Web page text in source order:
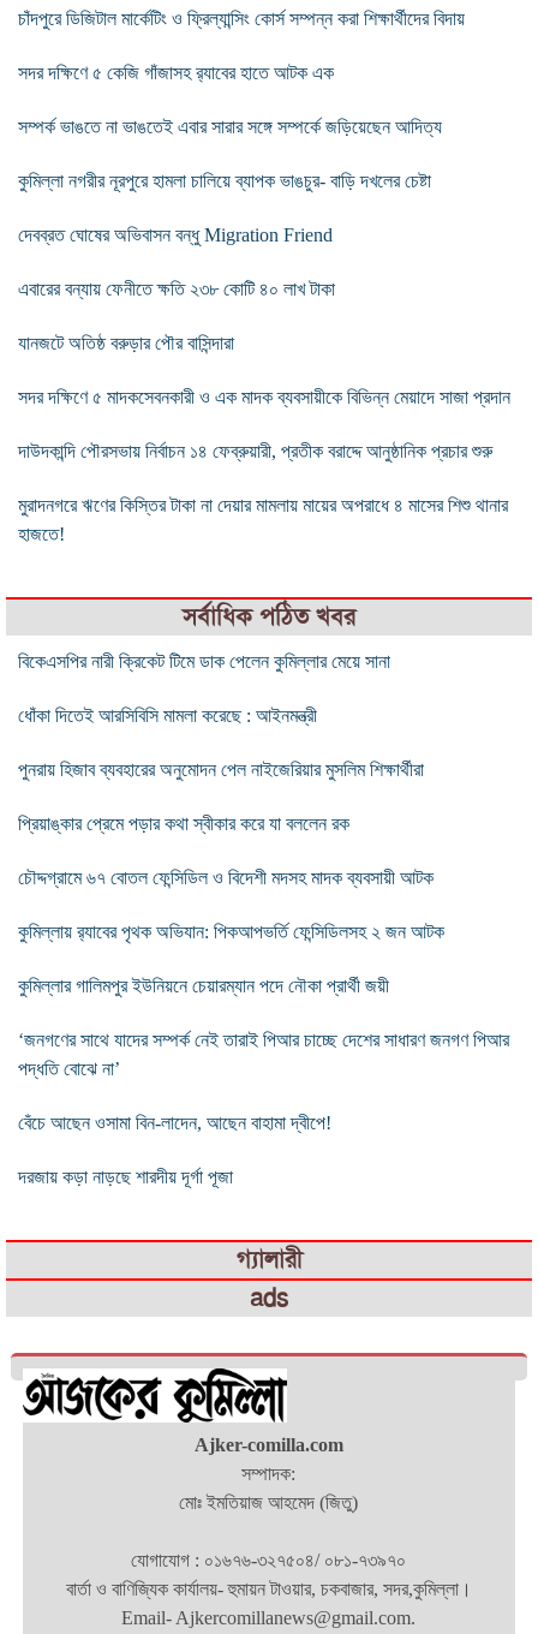
চাঁদপুরে ডিজিটাল মার্কেটিং ও ফ্রিল্যান্সিং কোর্স সম্পন্ন করা শিক্ষার্থীদের বিদায়
সদর দক্ষিণে ৫ কেজি গাঁজাসহ র‌্যাবের হাতে আটক এক
সম্পর্ক ভাঙতে না ভাঙতেই এবার সারার সঙ্গে সম্পর্কে জড়িয়েছেন আদিত্য
কুমিল্লা নগরীর নূরপুরে হামলা চালিয়ে ব্যাপক ভাঙচুর- বাড়ি দখলের চেষ্টা
দেবব্রত ঘোষের অভিবাসন বন্ধু Migration Friend
এবারের বন্যায় ফেনীতে ক্ষতি ২৩৮ কোটি ৪০ লাখ টাকা
যানজটে অতিষ্ঠ বরুড়ার পৌর বাসিন্দারা
সদর দক্ষিণে ৫ মাদকসেবনকারী ও এক মাদক ব্যবসায়ীকে বিভিন্ন মেয়াদে সাজা প্রদান
দাউদকান্দি পৌরসভায় নির্বাচন ১৪ ফেব্রুয়ারী, প্রতীক বরাদ্দে আনুষ্ঠানিক প্রচার শুরু
মুরাদনগরে ঋণের কিস্তির টাকা না দেয়ার মামলায় মায়ের অপরাধে ৪ মাসের শিশু থানার
হাজতে!
সর্বাধিক পঠিত খবর
বিকেএসপির নারী ক্রিকেট টিমে ডাক পেলেন কুমিল্লার মেয়ে সানা
ধোঁকা দিতেই আরসিবিসি মামলা করেছে : আইনমন্ত্রী
পুনরায় হিজাব ব্যবহারের অনুমোদন পেল নাইজেরিয়ার মুসলিম শিক্ষার্থীরা
প্রিয়াঙ্কার প্রেমে পড়ার কথা স্বীকার করে যা বললেন রক
চৌদ্দগ্রামে ৬৭ বোতল ফেন্সিডিল ও বিদেশী মদসহ মাদক ব্যবসায়ী আটক
কুমিল্লায় র‌্যাবের পৃথক অভিযান: পিকআপভর্তি ফেন্সিডিলসহ ২ জন আটক
কুমিল্লার গালিমপুর ইউনিয়নে চেয়ারম্যান পদে নৌকা প্রার্থী জয়ী
‘জনগণের সাথে যাদের সম্পর্ক নেই তারাই পিআর চাচ্ছে দেশের সাধারণ জনগণ পিআর
পদ্ধতি বোঝে না’
বেঁচে আছেন ওসামা বিন-লাদেন, আছেন বাহামা দ্বীপে!
দরজায় কড়া নাড়ছে শারদীয় দূর্গা পূজা
গ্যালারী
ads
Ajker-comilla.com
সম্পাদক:
মোঃ ইমতিয়াজ আহমেদ (জিতু)
যোগাযোগ : ০১৬৭৬-৩২৭৫০৪/ ০৮১-৭৩৯৭০
বার্তা ও বাণিজ্যিক কার্যালয়- হুমায়ন টাওয়ার, চকবাজার, সদর,কুমিল্লা।
Email- Ajkercomillanews@gmail.com.